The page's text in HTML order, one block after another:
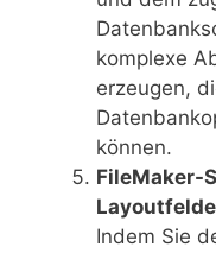
komplexe
erzeugen,
können.
FileMaker-
Indem Sie